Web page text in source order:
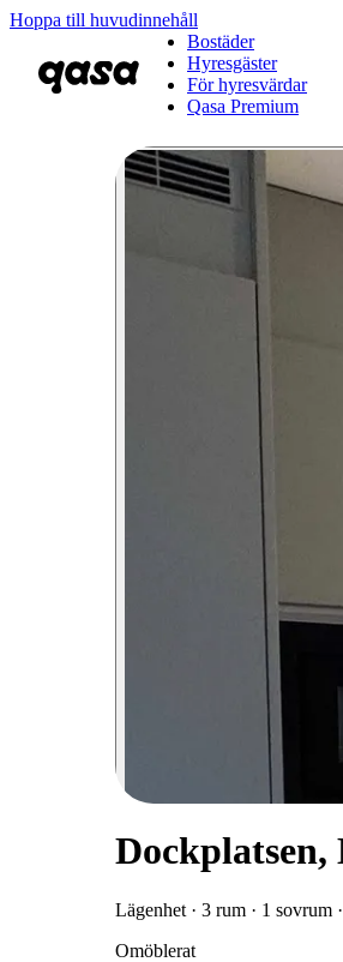
Hoppa till huvudinnehåll
Bostäder
Hyresgäster
För hyresvärdar
Qasa Premium
Dockplatsen,
Lägenhet · 3 rum · 1 sovrum
Omöblerat